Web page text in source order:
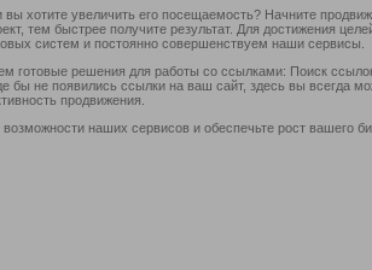
вы хотите увеличить его посещаемость? Начните
тем быстрее получите результат. Для достижения
систем и постоянно совершенствуем наши сервисы.
готовые решения для работы со ссылками: Поиск
бы не появились ссылки на ваш сайт, здесь вы всегда
продвижения.
возможности наших сервисов и обеспечьте рост вашего